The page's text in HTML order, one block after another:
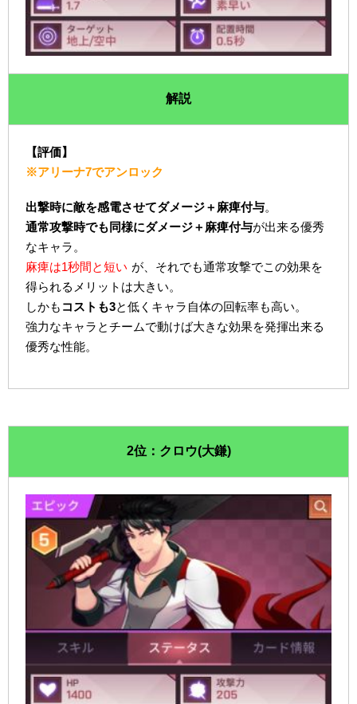
解説
【評価】
※アリーナ7でアンロック
出撃時に敵を感電させてダメージ＋麻痺付与。
通常攻撃時でも同様にダメージ＋麻痺付与が出来る優秀
なキャラ。
麻痺は1秒間と短い が、それでも通常攻撃でこの効果を
得られるメリットは大きい。
しかも コストも3と低くキャラ自体の回転率も高い。
強力なキャラとチームで動けば大きな効果を発揮出来る
優秀な性能。
2位：クロウ(大鎌)